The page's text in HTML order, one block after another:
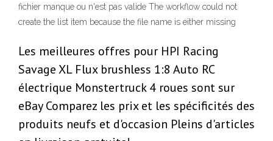
fichier manque ou n'est pas valide The workflow could not
create the list item because the file name is either missing
Les meilleures offres pour HPI Racing
Savage XL Flux brushless 1:8 Auto RC
électrique Monstertruck 4 roues sont sur
eBay Comparez les prix et les spécificités des
produits neufs et d'occasion Pleins d'articles